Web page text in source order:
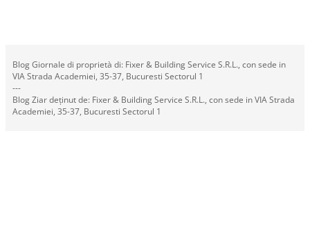
Blog Giornale di proprietà di: Fixer & Building Service S.R.L., con sede in
VIA Strada Academiei, 35-37, Bucuresti Sectorul 1
---
Blog Ziar deținut de: Fixer & Building Service S.R.L., con sede in VIA Strada
Academiei, 35-37, Bucuresti Sectorul 1